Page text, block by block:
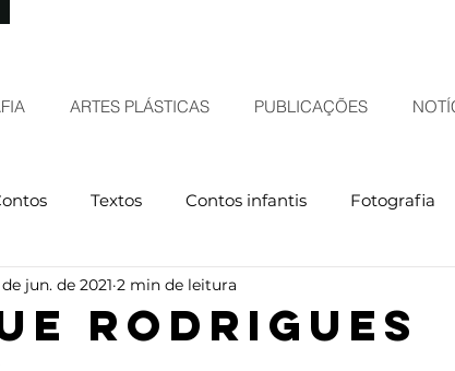
ARTES PLÁSTICAS PUBLICAÇÕES
Textos Contos infantis Fotografia
Rodrigues
jun. de 2021 2 min de leitura